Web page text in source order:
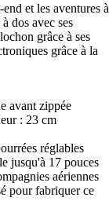
et les aventures à
dos avec ses
grâce à ses
grâce à la
avant zippée
: 23 cm
réglables
jusqu'à 17 pouces
aériennes
pour fabriquer ce